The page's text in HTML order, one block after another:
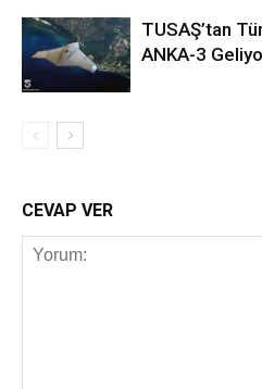
TUSAŞ’tan
ANKA-3
CEVAP VER